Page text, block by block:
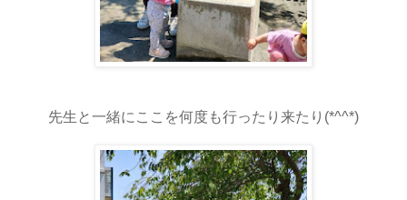
先生と一緒にここを何度も行ったり来たり(*^^*)